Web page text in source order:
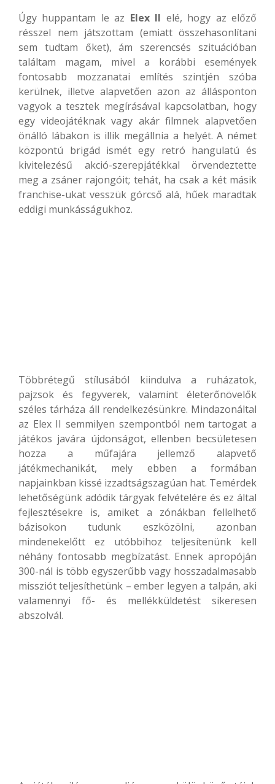
Úgy huppantam le az Elex II elé, hogy az előző
résszel nem játszottam (emiatt összehasonlítani
sem tudtam őket), ám szerencsés szituációban
találtam magam, mivel a korábbi események
fontosabb mozzanatai említés szintjén szóba
kerülnek, illetve alapvetően azon az állásponton
vagyok a tesztek megírásával kapcsolatban, hogy
egy videojátéknak vagy akár filmnek alapvetően
önálló lábakon is illik megállnia a helyét. A német
központú brigád ismét egy retró hangulatú és
kivitelezésű akció-szerepjátékkal örvendeztette
meg a zsáner rajongóit; tehát, ha csak a két másik
franchise-ukat vesszük górcső alá, hűek maradtak
eddigi munkásságukhoz.
Többrétegű stílusából kiindulva a ruházatok,
pajzsok és fegyverek, valamint életerőnövelők
széles tárháza áll rendelkezésünkre. Mindazonáltal
az Elex II semmilyen szempontból nem tartogat a
játékos javára újdonságot, ellenben becsületesen
hozza a műfajára jellemző alapvető
játékmechanikát, mely ebben a formában
napjainkban kissé izzadtságszagúan hat. Temérdek
lehetőségünk adódik tárgyak felvételére és ez által
fejlesztésekre is, amiket a zónákban fellelhető
bázisokon tudunk eszközölni, azonban
mindenekelőtt ez utóbbihoz teljesítenünk kell
néhány fontosabb megbízatást. Ennek apropóján
300-nál is több egyszerűbb vagy hosszadalmasabb
missziót teljesíthetünk – ember legyen a talpán, aki
valamennyi fő- és mellékküldetést sikeresen
abszolvál.